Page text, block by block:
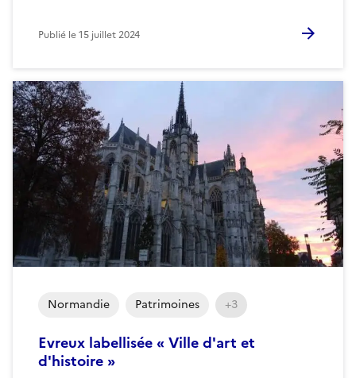
Publié le15 juillet 2024
Evreux labellisée « Ville d'art et
d'histoire »
Normandie Patrimoines +3